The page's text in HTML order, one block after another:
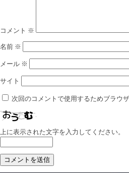
コメント ※
名前 ※
メール ※
サイト
次回のコメントで使用するためブラウ
上に表示された文字を入力してください。